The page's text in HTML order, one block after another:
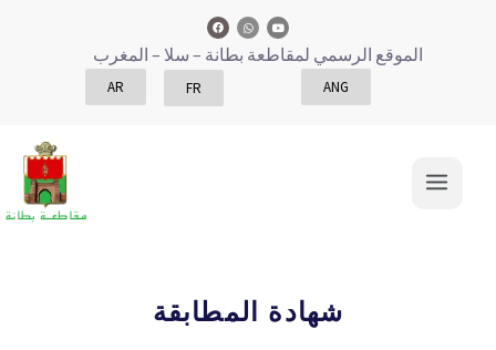
الموقع الرسمي لمقاطعة بطانة – سلا – المغرب
AR FR ANG
شهادة المطابقة